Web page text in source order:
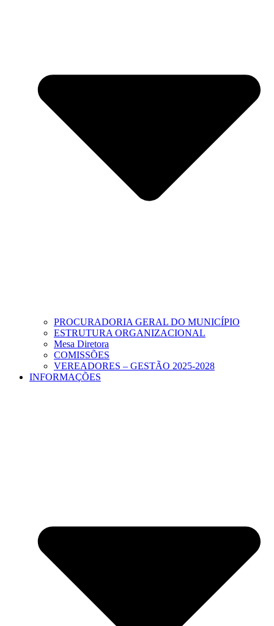
PROCURADORIA GERAL DO MUNICÍPIO
ESTRUTURA ORGANIZACIONAL
Mesa Diretora
COMISSÕES
VEREADORES – GESTÃO 2025-2028
INFORMAÇÕES